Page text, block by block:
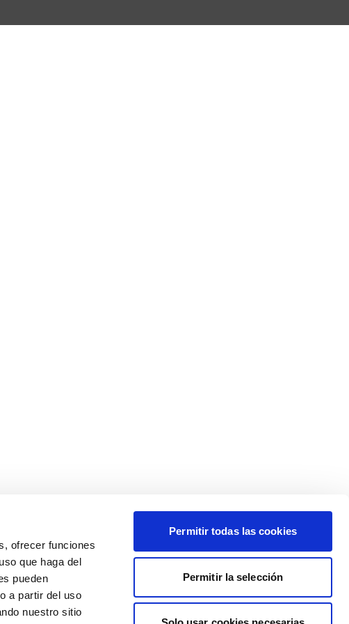
ofrecer funciones
que haga del
pueden
a partir del uso
nuestro sitio
Permitir todas las cookies
Permitir la selección